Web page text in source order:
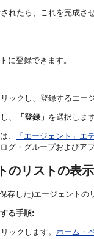
れたら、これを完成さ
に登録できます。
ックし、登録するエー
、 「登録」 を選択しま
、
「エージェント」エ
グ・グループおよびア
のリストの表示
存した)エージェントの
る手順:
ックします。 ホーム・